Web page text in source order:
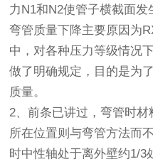
力N1和N2使管子横截面
弯管质量下降主要原因为
中，对各种压力等级情况
做了明确规定，目的是为
质量。
2、前条已讲过，弯管时
所在位置则与弯管方法而
时中性轴处于离外壁约1/3